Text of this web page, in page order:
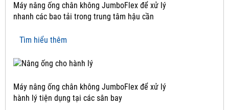
Máy nâng ống chân không JumboFlex để xử lý
nhanh các bao tải trong trung tâm hậu cần
Tìm hiểu thêm
Máy nâng ống chân không JumboFlex để xử lý
hành lý tiện dụng tại các sân bay